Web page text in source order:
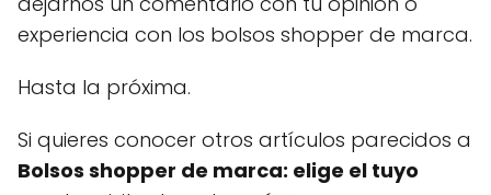
experiencia con los bolsos shopper de marca.
Hasta la próxima.
Si quieres conocer otros artículos parecidos a
Bolsos shopper de marca: elige el tuyo